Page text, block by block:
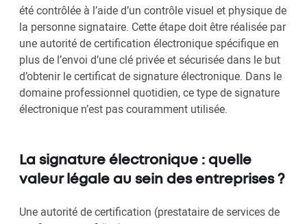
été contrôlée à l’aide d’un contrôle visuel et physique de
la personne signataire. Cette étape doit être réalisée par
une autorité de certification électronique spécifique en
plus de l’envoi d’une clé privée et sécurisée dans le but
d’obtenir le certificat de signature électronique. Dans le
domaine professionnel quotidien, ce type de signature
électronique n’est pas couramment utilisée.
La signature électronique : quelle
valeur légale au sein des entreprises ?
Une autorité de certification (prestataire de services de